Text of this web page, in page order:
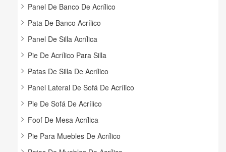
Panel De Banco De Acrílico
Pata De Banco Acrílico
Panel De Silla Acrílica
Pie De Acrílico Para Silla
Patas De Silla De Acrílico
Panel Lateral De Sofá De Acrílico
Pie De Sofá De Acrílico
Foof De Mesa Acrílica
Pie Para Muebles De Acrílico